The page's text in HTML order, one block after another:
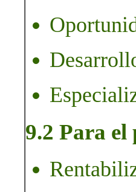
9.2 Para